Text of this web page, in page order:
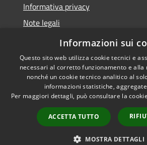
Informativa privacy
Note legali
Dichiarazione di accessibilità
Accessibilità
Informazioni sui
Questo sito web utilizza cookie tecnici e
necessari al corretto funzionamento e alla
nonché un cookie tecnico analitico al
informazioni statistiche,
Per maggiori dettagli, può consultare la
ACCETTA TUTTO
MOSTRA DETTAGLI